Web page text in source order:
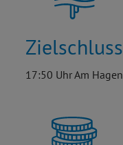
Zielschluss
17:50 Uhr Am Hagen